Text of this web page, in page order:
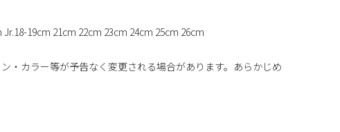
Jr.18-19cm 21cm 22cm 23cm 24cm 25cm 26cm
・カラー等が予告なく変更される場合があります。あらかじめ